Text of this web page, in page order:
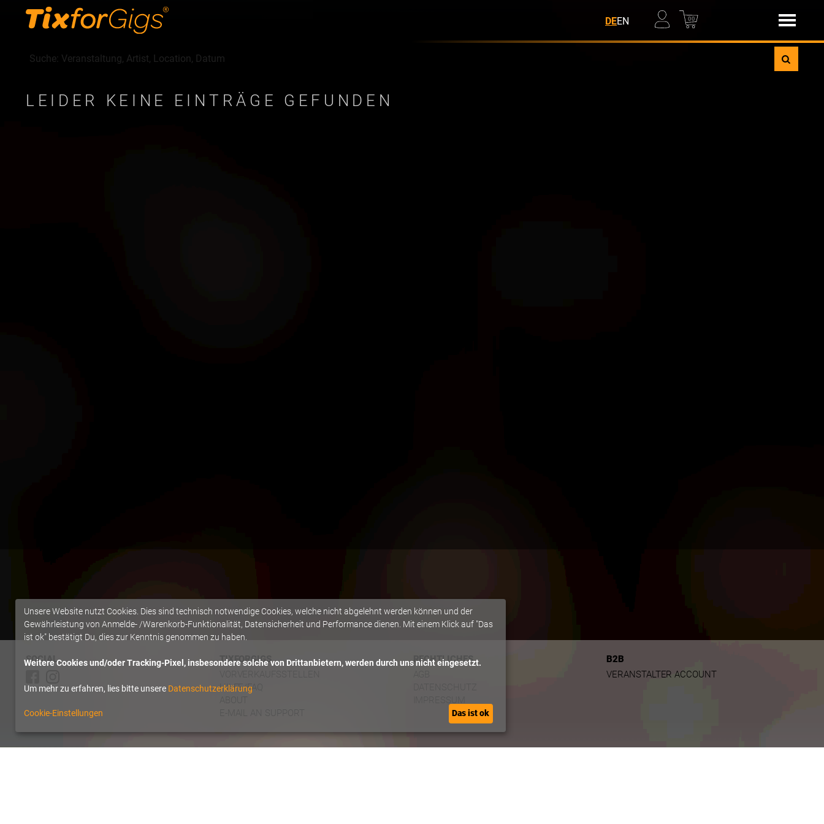
DEEN 00
LEIDER KEINE EINTRÄGE GEFUNDEN
SOCIAL
TIXFORGIGS
HILFE/FAQ
RECHTLICHES
B2B
VERANSTALTER ACCOUNT
Unsere Website nutzt Cookies. Dies sind technisch notwendige Cookies, welche nicht abgelehnt werden können und der
Gewährleistung von Anmelde- /Warenkorb-Funktionalität, Datensicherheit und Performance dienen. Mit einem Klick auf "Das
ist ok" bestätigt Du, dies zur Kenntnis genommen zu haben.
Weitere Cookies und/oder Tracking-Pixel, insbesondere solche von Drittanbietern, werden durch uns nicht eingesetzt.
Um mehr zu erfahren, lies bitte unsere Datenschutzerklärung
Cookie-Einstellungen Das ist ok